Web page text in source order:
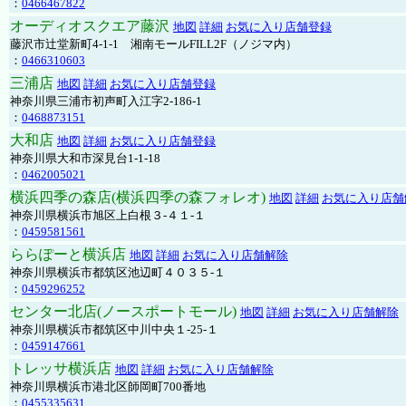
： 0466467822
オーディオスクエア藤沢 地図 詳細 お気に入り店舗登録
藤沢市辻堂新町4-1-1 湘南モールFILL2F（ノジマ内）
： 0466310603
三浦店 地図 詳細 お気に入り店舗登録
神奈川県三浦市初声町入江字2-186-1
： 0468873151
大和店 地図 詳細 お気に入り店舗登録
神奈川県大和市深見台1-1-18
： 0462005021
横浜四季の森店(横浜四季の森フォレオ) 地図 詳細 お気に入り店
神奈川県横浜市旭区上白根３-４１-１
： 0459581561
ららぽーと横浜店 地図 詳細 お気に入り店舗解除
神奈川県横浜市都筑区池辺町４０３５-１
： 0459296252
センター北店(ノースポートモール) 地図 詳細 お気に入り店舗解除
神奈川県横浜市都筑区中川中央１-25-１
： 0459147661
トレッサ横浜店 地図 詳細 お気に入り店舗解除
神奈川県横浜市港北区師岡町700番地
： 0455335631